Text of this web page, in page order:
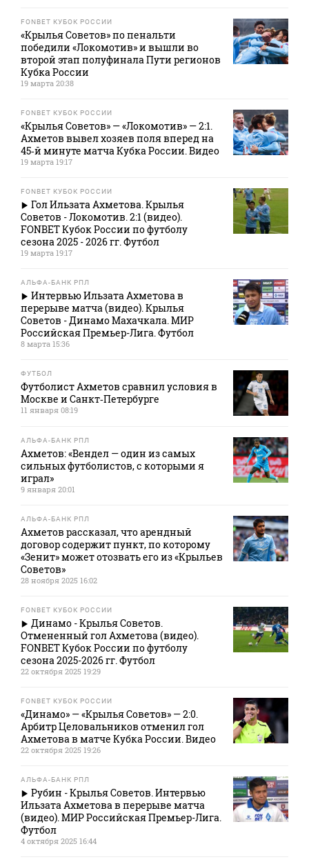
FONBET КУБОК РОССИИ
«Крылья Советов» по пенальти
победили «Локомотив» и вышли во
второй этап полуфинала Пути регионов
Кубка России
19 марта 20:38
FONBET КУБОК РОССИИ
«Крылья Советов» — «Локомотив» — 2:1.
Ахметов вывел хозяев поля вперед на
45‑й минуте матча Кубка России. Видео
19 марта 19:17
FONBET КУБОК РОССИИ
Гол Ильзата Ахметова. Крылья
Советов - Локомотив. 2:1 (видео).
FONBET Кубок России по футболу
сезона 2025 - 2026 гг. Футбол
19 марта 19:17
АЛЬФА-БАНК РПЛ
Интервью Ильзата Ахметова в
перерыве матча (видео). Крылья
Советов - Динамо Махачкала. МИР
Российская Премьер-Лига. Футбол
8 марта 15:36
ФУТБОЛ
Футболист Ахметов сравнил условия в
Москве и Санкт‑Петербурге
11 января 08:19
АЛЬФА-БАНК РПЛ
Ахметов: «Вендел — один из самых
сильных футболистов, с которыми я
играл»
9 января 20:01
АЛЬФА-БАНК РПЛ
Ахметов рассказал, что арендный
договор содержит пункт, по которому
«Зенит» может отозвать его из «Крыльев
Советов»
28 ноября 2025 16:02
FONBET КУБОК РОССИИ
Динамо - Крылья Советов.
Отмененный гол Ахметова (видео).
FONBET Кубок России по футболу
сезона 2025-2026 гг. Футбол
22 октября 2025 19:29
FONBET КУБОК РОССИИ
«Динамо» — «Крылья Советов» — 2:0.
Арбитр Целовальников отменил гол
Ахметова в матче Кубка России. Видео
22 октября 2025 19:26
АЛЬФА-БАНК РПЛ
Рубин - Крылья Советов. Интервью
Ильзата Ахметова в перерыве матча
(видео). МИР Российская Премьер-Лига.
Футбол
4 октября 2025 16:44